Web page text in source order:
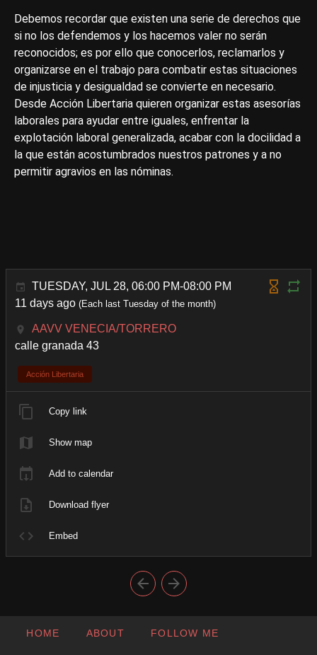
Debemos recordar que existen una serie de derechos que
si no los defendemos y los hacemos valer no serán
reconocidos; es por ello que conocerlos, reclamarlos y
organizarse en el trabajo para combatir estas situaciones
de injusticia y desigualdad se convierte en necesario.
Desde Acción Libertaria quieren organizar estas asesorías
laborales para ayudar entre iguales, enfrentar la
explotación laboral generalizada, acabar con la docilidad a
la que están acostumbrados nuestros patrones y a no
permitir agravios en las nóminas.
TUESDAY, JUL 28, 06:00 PM-08:00 PM
11 days ago (Each last Tuesday of the month)
AAVV VENECIA/TORRERO
calle granada 43
Acción Libertaria
Copy link
Show map
Add to calendar
Download flyer
Embed
HOME ABOUT FOLLOW ME